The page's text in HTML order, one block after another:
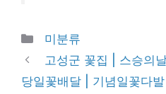
Categories
미분류
고성군 꽃집 | 스승의
당일꽃배달 | 기념일꽃다발